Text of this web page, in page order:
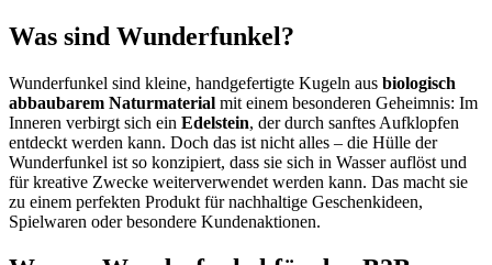
Was sind Wunderfunkel?
Wunderfunkel sind kleine, handgefertigte Kugeln aus biologisch
abbaubarem Naturmaterial mit einem besonderen Geheimnis: Im
Inneren verbirgt sich ein Edelstein, der durch sanftes Aufklopfen
entdeckt werden kann. Doch das ist nicht alles – die Hülle der
Wunderfunkel ist so konzipiert, dass sie sich in Wasser auflöst und
für kreative Zwecke weiterverwendet werden kann. Das macht sie
zu einem perfekten Produkt für nachhaltige Geschenkideen,
Spielwaren oder besondere Kundenaktionen.